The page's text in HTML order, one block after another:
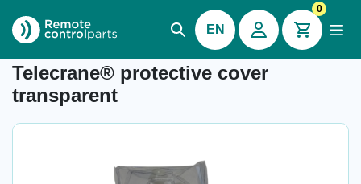
EN
0
Item number: 04.461.3
Telecrane® protective cover
transparent